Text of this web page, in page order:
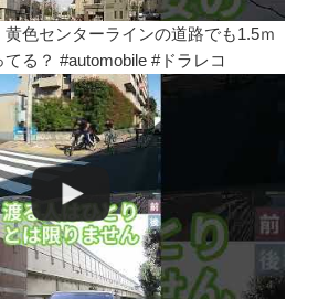
黄色センターラインの道路でも1.5ｍ
る？ #automobile #ドラレコ